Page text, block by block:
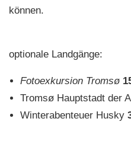
können.
optionale Landgänge:
Fotoexkursion Tromsø
Tromsø Hauptstadt der
Winterabenteuer Husky